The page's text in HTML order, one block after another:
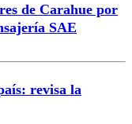
de Carahue por
SAE
revisa la